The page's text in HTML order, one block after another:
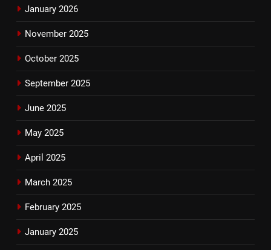
January 2026
November 2025
October 2025
September 2025
June 2025
May 2025
April 2025
March 2025
February 2025
January 2025